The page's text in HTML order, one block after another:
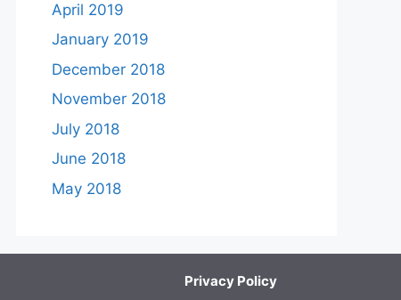
April 2019
January 2019
December 2018
November 2018
July 2018
June 2018
May 2018
Privacy Policy